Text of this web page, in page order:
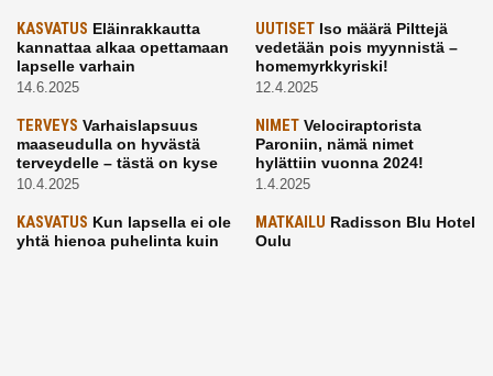
KASVATUS Eläinrakkautta
kannattaa alkaa opettamaan
lapselle varhain
14.6.2025
UUTISETIso määrä Pilttejä
vedetään pois myynnistä –
homemyrkkyriski!
12.4.2025
TERVEYS Varhaislapsuus
maaseudulla on hyvästä
terveydelle – tästä on kyse
10.4.2025
NIMETVelociraptorista
Paroniin, nämä nimet
hylättiin vuonna 2024!
1.4.2025
KASVATUS Kun lapsella ei ole
yhtä hienoa puhelinta kuin
MATKAILU Radisson Blu Hotel
Oulu